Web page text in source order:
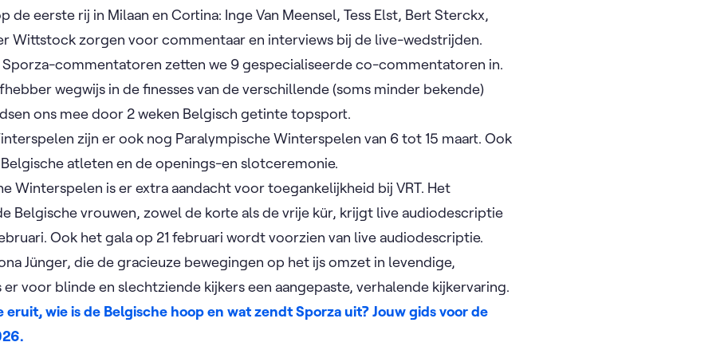
de eerste rij in Milaan en Cortina: Inge Van Meensel, Tess Elst, Bert Sterckx,
Wittstock zorgen voor commentaar en interviews bij de live-wedstrijden.
Sporza-commentatoren zetten we 9 gespecialiseerde co-commentatoren in.
wegwijs in de finesses van de verschillende (soms minder bekende)
ons mee door 2 weken Belgisch getinte topsport.
zijn er ook nog Paralympische Winterspelen van 6 tot 15 maart. Ook
atleten en de openings-en slotceremonie.
Winterspelen is er extra aandacht voor toegankelijkheid bij VRT. Het
Belgische vrouwen, zowel de korte als de vrije kür, krijgt live audiodescriptie
Ook het gala op 21 februari wordt voorzien van live audiodescriptie.
Jünger, die de gracieuze bewegingen op het ijs omzet in levendige,
er voor blinde en slechtziende kijkers een aangepaste, verhalende kijkervaring.
eruit, wie is de Belgische hoop en wat zendt Sporza uit? Jouw gids voor de